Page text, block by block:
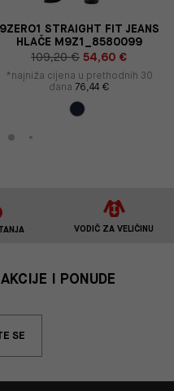
9ZERO1 STRAIGHT FIT JEANS
HLAČE M9Z1_8580099
109,20 € 54,60 €
*najniža cijena u prethodnih 30
dana 76,44 €
VODIČ ZA VELIČINU
I PONUDE
SE